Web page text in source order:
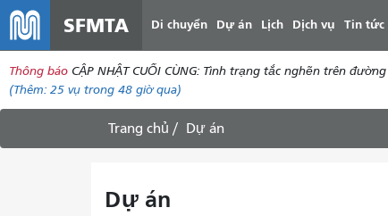
SFMTA Di chuyển Dự án Lịch Dịch vụ Tin tức
Thông báo CẬP NHẬT CUỐI CÙNG: Tình trạng tắc nghẽn trên
(Thêm: 25 vụ trong 48 giờ qua)
Trang chủ Dự án
Dự án